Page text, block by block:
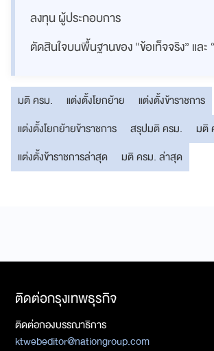
ลงทุน ผู้ประกอบการ
ตัดสินใจบนพื้นฐานของ “ข้อเท็จจริง” และ
มติ ครม. แต่งตั้งโยกย้าย
แต่งตั้งข้าราชการ
แต่งตั้งโยกย้ายข้าราชการ
สรุปมติ ครม.
มติ
แต่งตั้งข้าราชการล่าสุด
มติ ครม. ล่าสุด
ติดต่อกรุงเทพธุรกิจ
ติดต่อกองบรรณาธิการ
ktwebeditor@nationgroup.com